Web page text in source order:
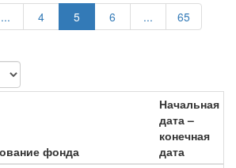
... 4 5 6 ... 65
фонда
Начальная
дата –
конечная
дата